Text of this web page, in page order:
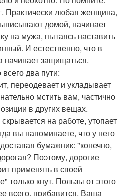
Практически любая женщина,
домой, начинает
на мужа, пытаясь наставить
И естественно, что в
начинает защищаться.
два пути:
переодевает и укладывает
мстить вам, частично
в других вещах.
на работе, утопает
вы напоминаете, что у него
бумажник: "конечно,
Поэтому, дорогие
применять в своей
только кнут. Пользы от этого
всего, прибавится. Ваша